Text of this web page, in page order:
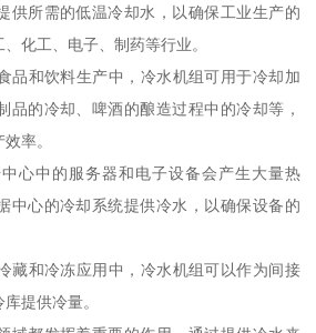
供所需的低温冷却水，以确保工业生产的
化工、电子、制药等行业。
品和饮料生产中，冷水机组可用于冷却加
品的冷却、啤酒的酿造过程中的冷却等，
率。
心中的服务器和电子设备会产生大量热
中心的冷却系统提供冷水，以确保设备的
藏和冷冻应用中，冷水机组可以作为间接
提供冷量。